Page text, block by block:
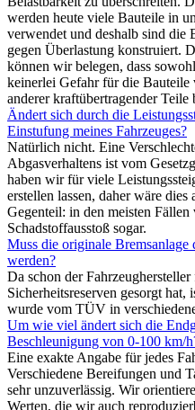
werden heute viele Bauteile in
verwendet und deshalb sind die
gegen Überlastung konstruiert.
können wir belegen, dass
keinerlei Gefahr für die
anderer kraftübertragender Teile
Ändert sich durch die
Einstufung meines Fahrzeuges?
Natürlich nicht. Eine
Abgasverhaltens ist vom
haben wir für viele
erstellen lassen, daher wäre
Gegenteil: in den meisten Fällen
Schadstoffausstoß sogar.
Muss die originale Bremsanlage
werden?
Da schon der
Sicherheitsreserven gesorgt
wurde vom TÜV in
Um wie viel ändert sich die
Beschleunigung von 0-100 km/
Eine exakte Angabe für jedes
Verschiedene Bereifungen und
sehr unzuverlässig. Wir
Werten, die wir auch